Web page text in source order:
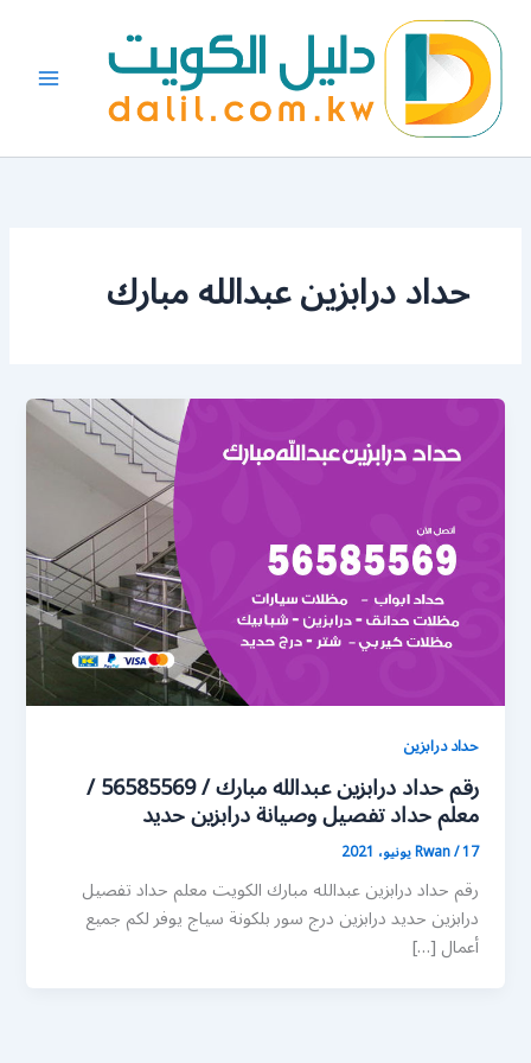
المحتوى
حداد درابزين عبدالله مبارك
حداد درابزين
رقم حداد درابزين عبدالله مبارك / 56585569 /
معلم حداد تفصيل وصيانة درابزين حديد
Rwan/17 يونيو، 2021
رقم حداد درابزين عبدالله مبارك الكويت معلم حداد تفصيل
درابزين حديد درابزين درج سور بلكونة سياج يوفر لكم جميع
أعمال […]